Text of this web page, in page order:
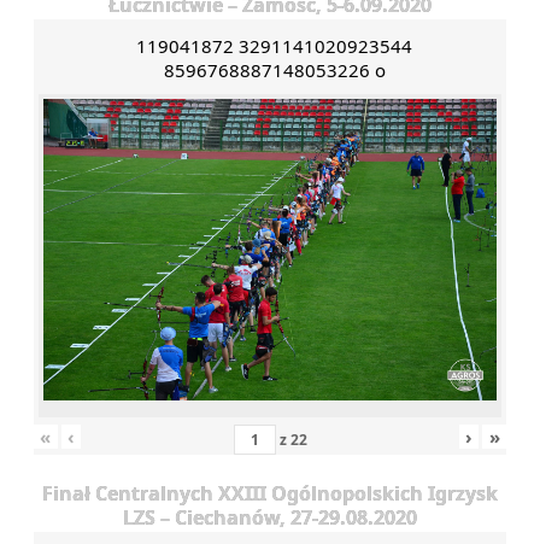
119041872 3291141020923544
8596768887148053226 o
« ‹ z22 › »
Finał Centralnych XXIII Ogólnopolskich Igrzysk
LZS – Ciechanów, 27-29.08.2020